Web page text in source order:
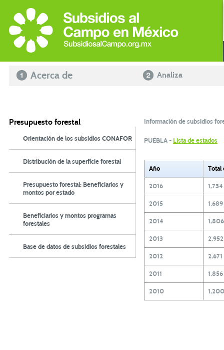
Acerca de Analiza
Presupuesto forestal
Orientación de los subsidios CONAFOR
Distribución de la superficie forestal
Presupuesto forestal: Beneficiarios y
montos por estado
Beneficiarios y montos programas
forestales
Base de datos de subsidios forestales
Información de subsidios
PUEBLA - Lista de estados
Año Total
2016 1,734
2015 1,689
2014 1,806
2013 2,952
2012 2,671
2011 1,856
2010 1,200